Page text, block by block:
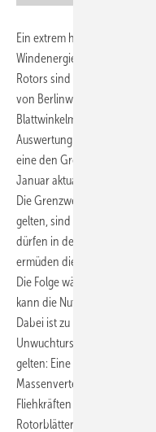
Ein extrem hoher Anteil der
Windenergieanlagen weist
Rotors sind also aus dem
von Berlinwind nahezu 800
Blattwinkelmessungen an
Auswertung dieser
eine den Grenzwert
Januar aktualisierte Statistik
Die Grenzwerte, ab wann
gelten, sind für jeden
dürfen in der gesamten
ermüden die erhöhten
Die Folge wären erhöhte
kann die Nutzungsdauer stark
Dabei ist zu beachten, dass
Unwuchtursachen
gelten: Eine massenbedingte
Massenverteilung im Rotor.
Fliehkräften und erhöht die
Rotorblätter ziehen dabei